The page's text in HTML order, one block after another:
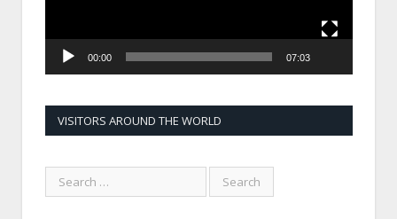
00:00 07:03
VISITORS AROUND THE WORLD